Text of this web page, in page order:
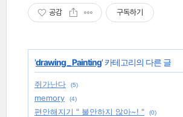
공감 구독하기
'drawing _ Painting' 카테고리의 다른 글
쥐가난다 (5)
memory
(4)
편안해지기 " 불안하지 않아~! "
(0)